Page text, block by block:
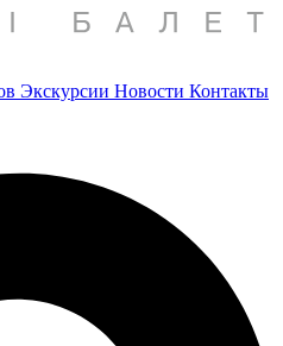
Экскурсии Новости Контакты